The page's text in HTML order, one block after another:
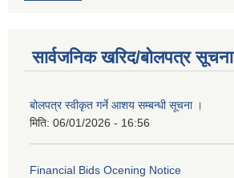
सार्वजनिक खरिद/बोलपत्र सूचना
बोलपत्र स्वीकृत गर्ने आशय सम्बन्धी सूचना ।
मिति: 06/01/2026 - 16:56
Financial Bids Ocening Notice